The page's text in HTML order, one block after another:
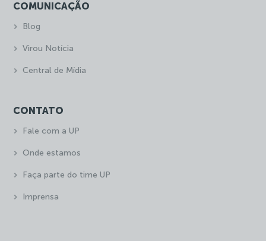
COMUNICAÇÃO
Blog
Virou Notícia
Central de Mídia
CONTATO
Fale com a UP
Onde estamos
Faça parte do time UP
Imprensa